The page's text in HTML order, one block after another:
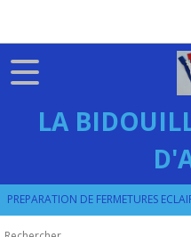
LA
PREPARATION DE FERMETURES